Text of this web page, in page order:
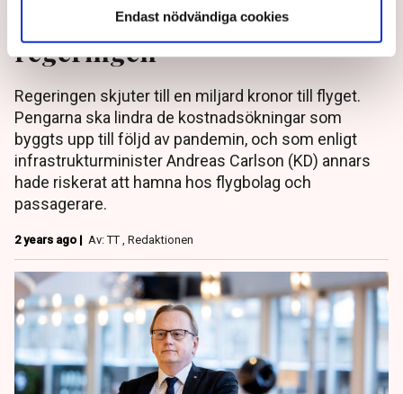
Endast nödvändiga cookies
Flyget får miljardtillskott av
regeringen
Regeringen skjuter till en miljard kronor till flyget.
Pengarna ska lindra de kostnadsökningar som
byggts upp till följd av pandemin, och som enligt
infrastrukturminister Andreas Carlson (KD) annars
hade riskerat att hamna hos flygbolag och
passagerare.
2 years ago | Av: TT , Redaktionen